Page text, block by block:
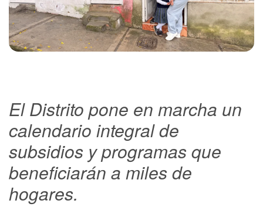
El Distrito pone en marcha un
calendario integral de
subsidios y programas que
beneficiarán a miles de
hogares.